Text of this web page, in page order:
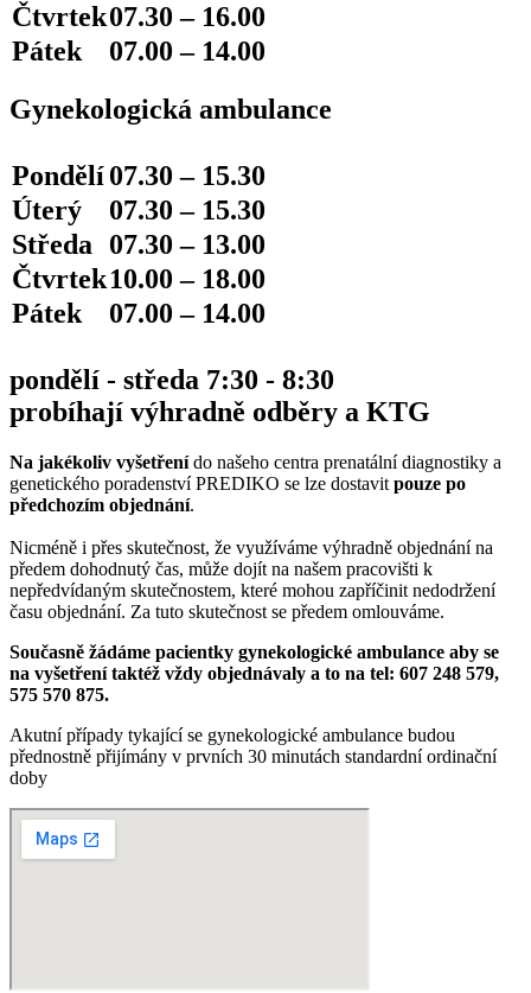
Čtvrtek07.30 – 16.00
Pátek
07.00 – 14.00
Gynekologická ambulance
Pondělí07.30 – 15.30
Úterý
07.30 – 15.30
Středa
07.30 – 13.00
Čtvrtek10.00 – 18.00
Pátek
07.00 – 14.00
pondělí - středa 7:30 - 8:30
probíhají výhradně odběry a KTG
Na jakékoliv vyšetřenído našeho centra prenatální diagnostiky a
genetického poradenství PREDIKO se lze dostavit pouze po
předchozím objednání.
Nicméně i přes skutečnost, že využíváme výhradně objednání na
předem dohodnutý čas, může dojít na našem pracovišti k
nepředvídaným skutečnostem, které mohou zapříčinit nedodržení
času objednání. Za tuto skutečnost se předem omlouváme.
Současně žádáme pacientky gynekologické ambulance aby se
na vyšetření taktéž vždy objednávaly a to na tel: 607 248 579,
575 570 875.
Akutní případy tykající se gynekologické ambulance budou
přednostně přijímány v prvních 30 minutách standardní ordinační
doby